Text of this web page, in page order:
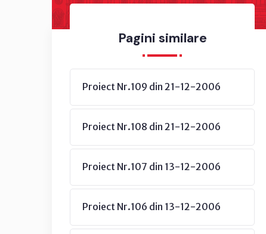
Pagini similare
Proiect Nr.109 din 21-12-2006
Proiect Nr.108 din 21-12-2006
Proiect Nr.107 din 13-12-2006
Proiect Nr.106 din 13-12-2006